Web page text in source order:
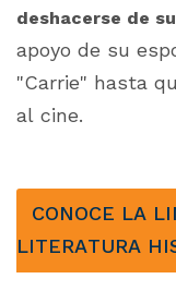
deshacerse de
apoyo de su
"Carrie" hasta
al cine.
CONOCE LA
LITERATURA